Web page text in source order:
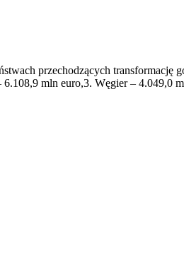
przechodzących transformację
mln euro,3. Węgier – 4.049,0